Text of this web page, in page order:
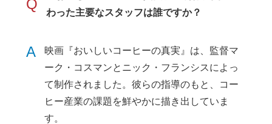
Q
わった主要なスタッフは誰ですか？
A
映画『おいしいコーヒーの真実』は、監督マ
ーク・コスマンとニック・フランシスによっ
て制作されました。彼らの指導のもと、コー
ヒー産業の課題を鮮やかに描き出していま
す。